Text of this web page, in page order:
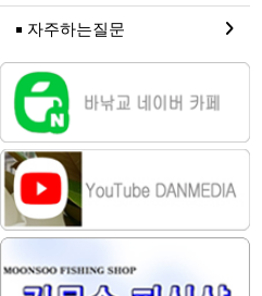
자주하는질문